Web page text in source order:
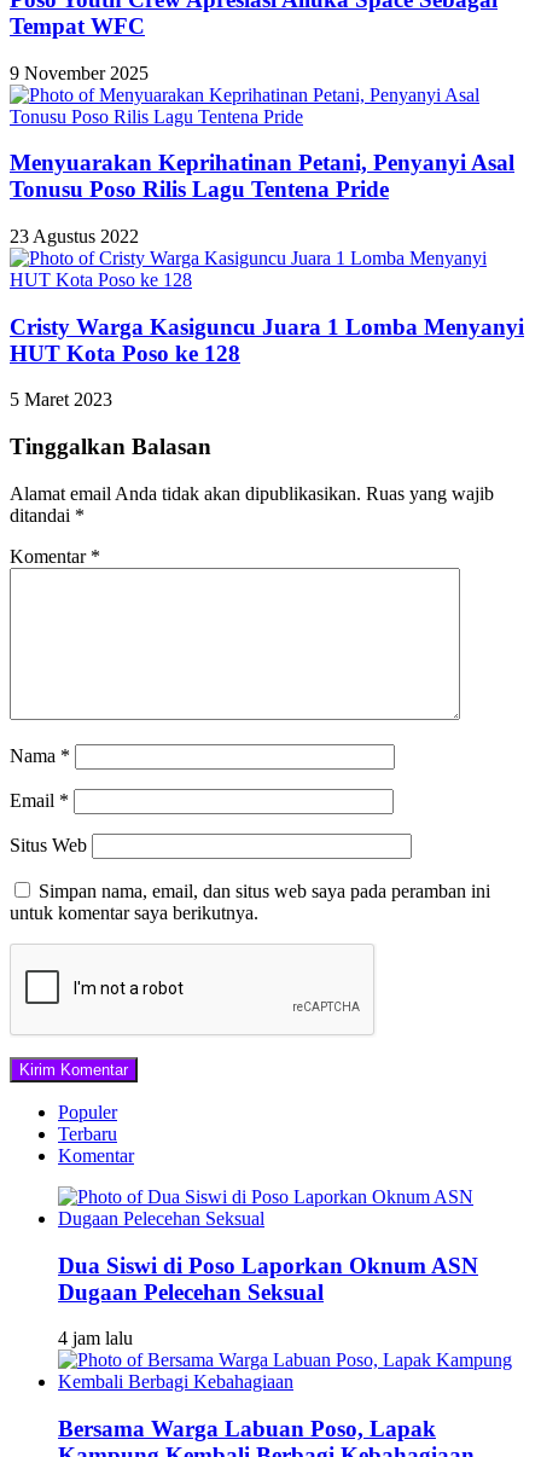
Tempat WFC
9 November 2025
Menyuarakan Keprihatinan Petani, Penyanyi Asal
Tonusu Poso Rilis Lagu Tentena Pride
23 Agustus 2022
Cristy Warga Kasiguncu Juara 1 Lomba Menyanyi
HUT Kota Poso ke 128
5 Maret 2023
Tinggalkan Balasan
Alamat email Anda tidak akan dipublikasikan. Ruas yang wajib
ditandai *
Komentar *
Nama *
Email *
Situs Web
Simpan nama, email, dan situs web saya pada peramban ini
untuk komentar saya berikutnya.
Populer
Terbaru
Komentar
Dua Siswi di Poso Laporkan Oknum ASN
Dugaan Pelecehan Seksual
4 jam lalu
Bersama Warga Labuan Poso, Lapak